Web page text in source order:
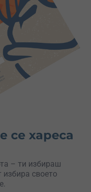
се хареса
– ти избираш
избира своето